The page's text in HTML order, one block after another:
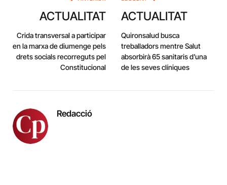
ACTUALITAT
Crida transversal a participar
en la marxa de diumenge pels
drets socials recorreguts pel
Constitucional
ACTUALITAT
Quironsalud busca
treballadors mentre Salut
absorbirà 65 sanitaris d’una
de les seves clíniques
Redacció